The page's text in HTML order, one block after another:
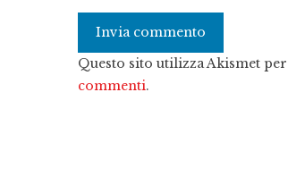
Questo sito utilizza Akismet
commenti.